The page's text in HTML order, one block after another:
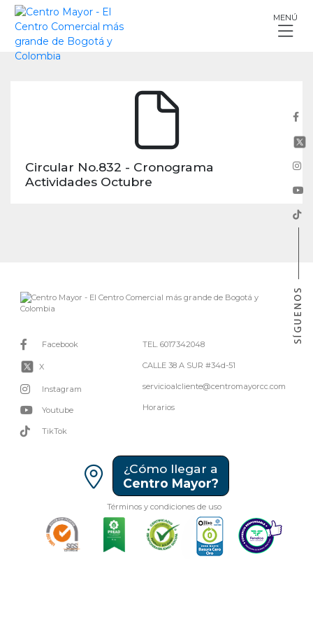
Skip
MENÚ
Circular No.832 - Cronograma
Actividades Octubre
Facebook
X
Instagram
Youtube
TikTok
TEL. 6017342048
CALLE 38 A SUR #34d-51
servicioalcliente@centromayorcc.com
Horarios
¿Cómo llegar a
Centro Mayor?
Términos y condiciones de uso